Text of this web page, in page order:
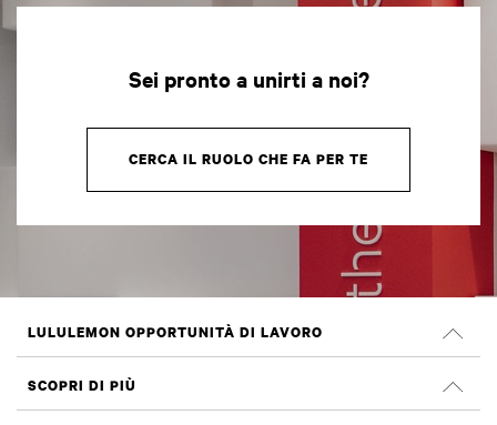
Sei pronto a unirti a noi?
CERCA IL RUOLO CHE FA PER TE
LULULEMON OPPORTUNITÀ DI LAVORO
Cerca Lavori
SCOPRI DI PIÙ